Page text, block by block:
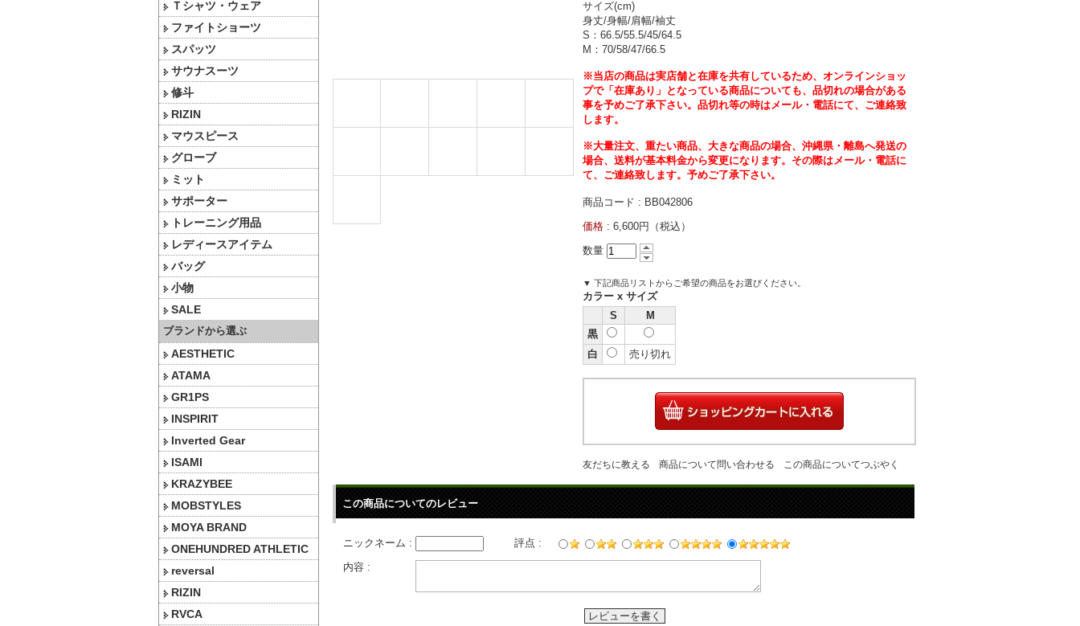
Ｔシャツ・ウェア
ファイトショーツ
スパッツ
サウナスーツ
修斗
RIZIN
マウスピース
グローブ
ミット
サポーター
トレーニング用品
レディースアイテム
バッグ
小物
SALE
ブランドから選ぶ
AESTHETIC
ATAMA
GR1PS
INSPIRIT
Inverted Gear
ISAMI
KRAZYBEE
MOBSTYLES
MOYA BRAND
ONEHUNDRED ATHLETIC
reversal
RIZIN
RVCA
サイズ(cm)
身丈/身幅/肩幅/袖丈
S：66.5/55.5/45/64.5
M：70/58/47/66.5
※当店の商品は実店舗と在庫を共有しているため、オンラインショッ
プで「在庫あり」となっている商品についても、品切れの場合がある
事を予めご了承下さい。品切れ等の時はメール・電話にて、ご連絡致
します。
※大量注文、重たい商品、大きな商品の場合、沖縄県・離島へ発送の
場合、送料が基本料金から変更になります。その際はメール・電話に
て、ご連絡致します。予めご了承下さい。
商品コード : BB042806
価格 : 6,600円（税込）
数量
▼ 下記商品リストからご希望の商品をお選びください。
カラー x サイズ
S
M
黒
白
売り切れ
友だちに教える 商品について問い合わせる この商品についてつぶやく
この商品についてのレビュー
ニックネーム :
評点 :
内容 :
レビューを書く